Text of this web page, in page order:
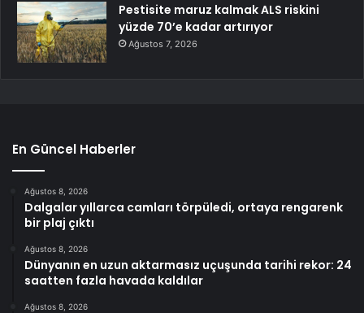
Pestisite maruz kalmak ALS riskini
yüzde 70’e kadar artırıyor
Ağustos 7, 2026
En Güncel Haberler
Ağustos 8, 2026
Dalgalar yıllarca camları törpüledi, ortaya rengarenk
bir plaj çıktı
Ağustos 8, 2026
Dünyanın en uzun aktarmasız uçuşunda tarihi rekor: 24
saatten fazla havada kaldılar
Ağustos 8, 2026